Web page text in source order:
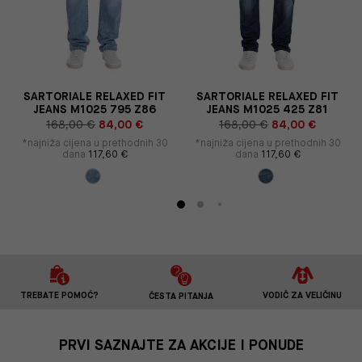
SARTORIALE RELAXED FIT
JEANS M1025 795 Z86
168,00 € 84,00 €
*najniža cijena u prethodnih 30
dana 117,60 €
SARTORIALE RELAXED FIT
JEANS M1025 425 Z81
168,00 € 84,00 €
*najniža cijena u prethodnih 30
dana 117,60 €
TREBATE POMOĆ? ČESTA PITANJA VODIČ ZA VELIČINU
PRVI SAZNAJTE ZA AKCIJE I PONUDE